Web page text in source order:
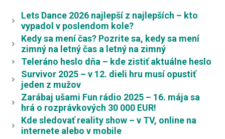
Lets Dance 2026 najlepší z najlepších – kto
vypadol v poslendom kole?
Kedy sa mení čas? Pozrite sa, kedy sa mení
zimný na letný čas a letný na zimný
Teleráno heslo dňa – kde zistiť aktuálne heslo
Survivor 2025 – v 12. dieli hru musí opustiť
jeden z mužov
Zarábaj ušami Fun rádio 2025 – 16. mája sa
hrá o rozprávkových 30 000 EUR!
Kde sledovať reality show – v TV, online na
internete alebo v mobile